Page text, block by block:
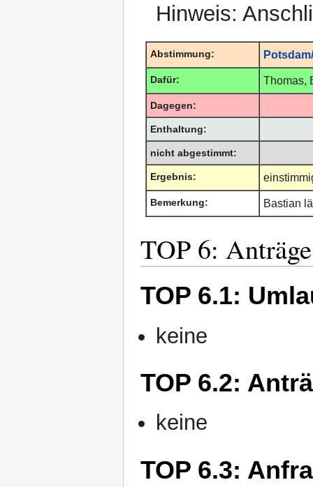
Hinweis:
Abstimmung:
Dafür: Thomas,
Dagegen:
Enthaltung:
nicht abgestimmt:
Ergebnis:
Bemerkung: Bastian
TOP 6:
TOP 6.1:
keine
TOP 6.2:
keine
TOP 6.3: